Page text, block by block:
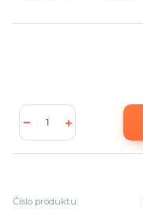
Číslo produktu: